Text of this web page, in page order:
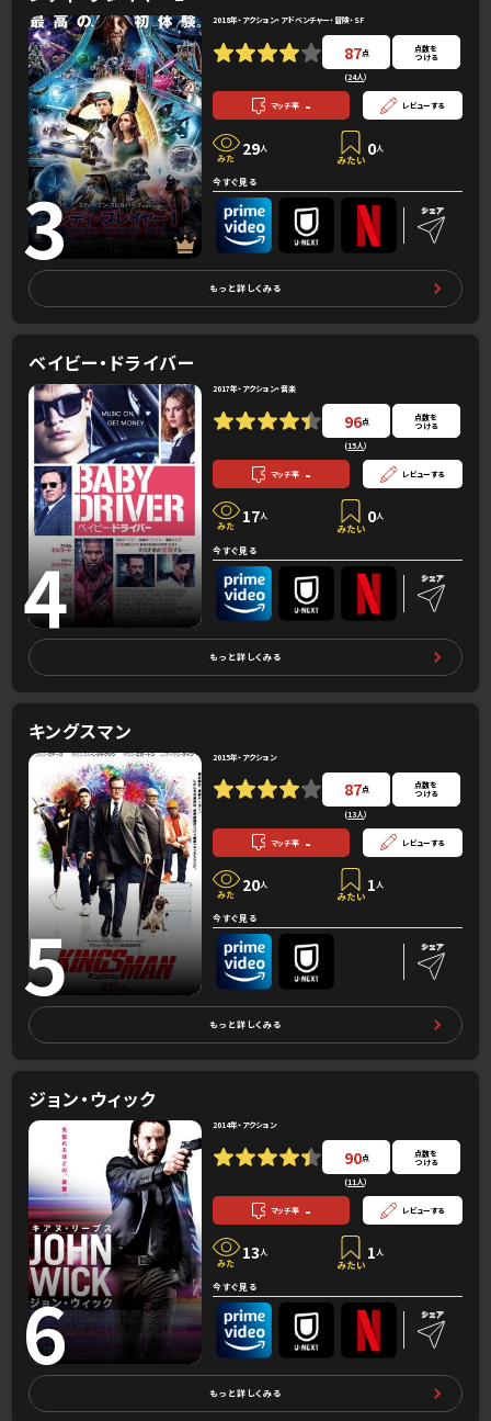
3
2018年・アクション・アドベンチャー・冒険・SF
87点
(24人）
点数を
つける
マッチ率 - レビューする
29人 0人
今すぐ見る
もっと詳しくみる
ベイビー・ドライバー
4
2017年・アクション・音楽
96点
(15人）
点数を
つける
マッチ率 - レビューする
17人 0人
今すぐ見る
もっと詳しくみる
キングスマン
5
2015年・アクション
87点
(13人）
点数を
つける
マッチ率 - レビューする
20人 1人
今すぐ見る
もっと詳しくみる
ジョン・ウィック
6
2014年・アクション
90点
(11人）
点数を
つける
マッチ率 - レビューする
13人 1人
今すぐ見る
もっと詳しくみる